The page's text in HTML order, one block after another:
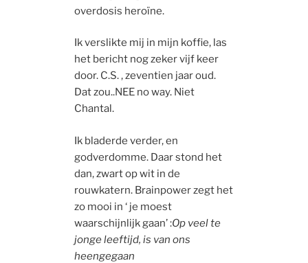
overdosis heroïne.
Ik verslikte mij in mijn koffie, las
het bericht nog zeker vijf keer
door. C.S. , zeventien jaar oud.
Dat zou..NEE no way. Niet
Chantal.
Ik bladerde verder, en
godverdomme. Daar stond het
dan, zwart op wit in de
rouwkatern. Brainpower zegt het
zo mooi in ‘ je moest
waarschijnlijk gaan’ :Op veel te
jonge leeftijd, is van ons
heengegaan